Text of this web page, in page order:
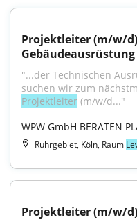
Projektleiter (m/w/
Gebäudeausrüstung
"...der Technischen
Projektleiter (m/w/d..."
WPW GmbH BERATEN
Ruhrgebiet, Köln, Raum
Projektleiter (m/w/d)